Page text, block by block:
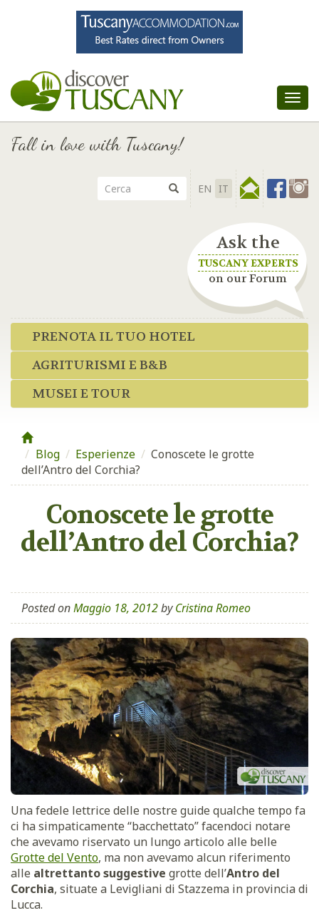
Fall in love with Tuscany!
EN IT
Ask the
TUSCANY EXPERTS
on our Forum
PRENOTA IL TUO HOTEL
AGRITURISMI E B&B
MUSEI E TOUR
Blog / Esperienze / Conoscete le grotte
dell’Antro del Corchia?
Conoscete le grotte
dell’Antro del Corchia?
Posted onMaggio 18, 2012byCristina Romeo
Una fedele lettrice delle nostre guide qualche tempo fa
ci ha simpaticamente “bacchettato” facendoci notare
che avevamo riservato un lungo articolo alle belle
Grotte del Vento, ma non avevamo alcun riferimento
alle altrettanto suggestive grotte dell’Antro del
Corchia, situate a Levigliani di Stazzema in provincia di
Lucca.